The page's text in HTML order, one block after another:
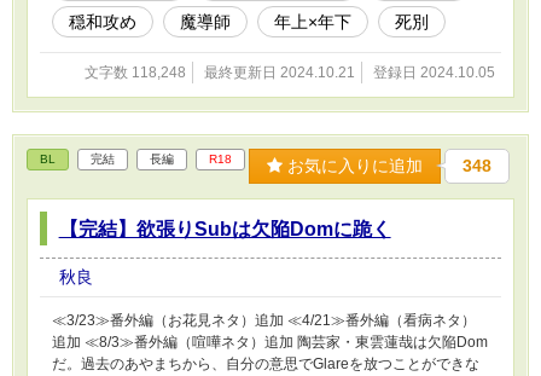
話。 ・ムーンライトノベルズさんにも投稿しています。
穏和攻め
魔導師 年上×年下 死別
文字数 118,248 最終更新日 2024.10.21 登録日 2024.10.05
BL 完結 長編 R18 お気に入りに追加 348
【完結】欲張りSubは欠陥Domに跪く
秋良
≪3/23≫番外編（お花見ネタ）追加 ≪4/21≫番外編（看病ネタ）
追加 ≪8/3≫番外編（喧嘩ネタ）追加 陶芸家・東雲蓮哉は欠陥Dom
だ。過去のあやまちから、自分の意思でGlareを放つことができな